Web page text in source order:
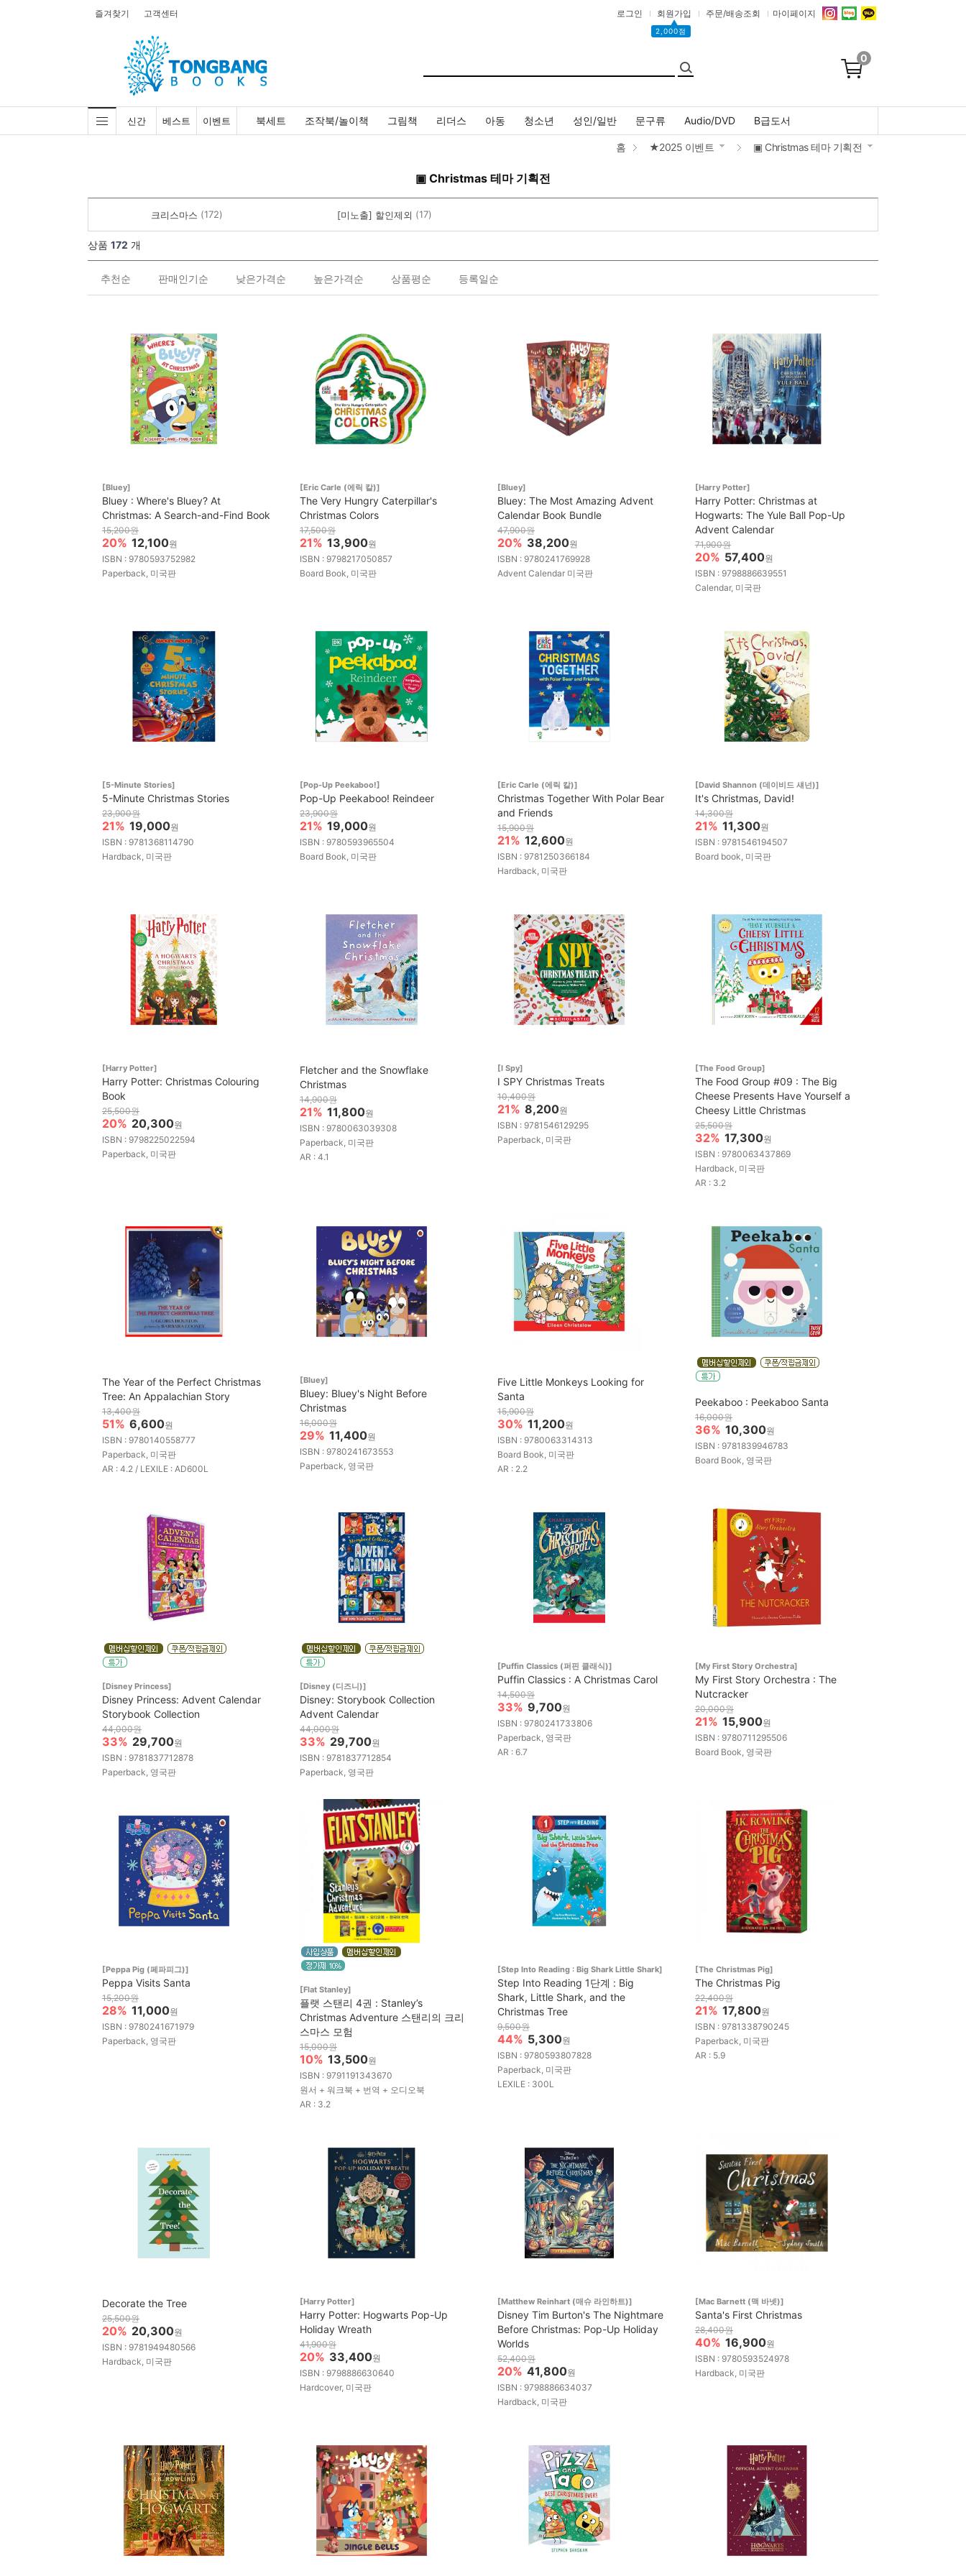
즐겨찾기 고객센터 로그인 회원가입
▲
2,000점
주문/배송조회 마이페이지
0
신간 베스트 이벤트 북세트 조작북/놀이책 그림책 리더스 아동 청소년 성인/일반 문구류 Audio/DVD B급도서
홈 ★2025 이벤트 ▣ Christmas 테마 기획전
▣ Christmas 테마 기획전
크리스마스 (172) [미노출] 할인제외 (17)
상품 172 개
추천순 판매인기순 낮은가격순 높은가격순 상품평순 등록일순
[Bluey]
Bluey : Where's Bluey? At
Christmas: A Search-and-Find Book
15,200원
20% 12,100원
ISBN : 9780593752982
Paperback, 미국판
[Eric Carle (에릭 칼)]
The Very Hungry Caterpillar's
Christmas Colors
17,500원
21% 13,900원
ISBN : 9798217050857
Board Book, 미국판
[Bluey]
Bluey: The Most Amazing Advent
Calendar Book Bundle
47,900원
20% 38,200원
ISBN : 9780241769928
Advent Calendar 미국판
[Harry Potter]
Harry Potter: Christmas at
Hogwarts: The Yule Ball Pop-Up
Advent Calendar
71,900원
20% 57,400원
ISBN : 9798886639551
Calendar, 미국판
[5-Minute Stories]
5-Minute Christmas Stories
23,900원
21% 19,000원
ISBN : 9781368114790
Hardback, 미국판
[Pop-Up Peekaboo!]
Pop-Up Peekaboo! Reindeer
23,900원
21% 19,000원
ISBN : 9780593965504
Board Book, 미국판
[Eric Carle (에릭 칼)]
Christmas Together With Polar Bear
and Friends
15,900원
21% 12,600원
ISBN : 9781250366184
Hardback, 미국판
[David Shannon (데이비드 섀넌)]
It's Christmas, David!
14,300원
21% 11,300원
ISBN : 9781546194507
Board book, 미국판
[Harry Potter]
Harry Potter: Christmas Colouring
Book
25,500원
20% 20,300원
ISBN : 9798225022594
Paperback, 미국판
Fletcher and the Snowflake
Christmas
14,900원
21% 11,800원
ISBN : 9780063039308
Paperback, 미국판
AR : 4.1
[I Spy]
I SPY Christmas Treats
10,400원
21% 8,200원
ISBN : 9781546129295
Paperback, 미국판
[The Food Group]
The Food Group #09 : The Big
Cheese Presents Have Yourself a
Cheesy Little Christmas
25,500원
32% 17,300원
ISBN : 9780063437869
Hardback, 미국판
AR : 3.2
The Year of the Perfect Christmas
Tree: An Appalachian Story
13,400원
51% 6,600원
ISBN : 9780140558777
Paperback, 미국판
AR : 4.2 / LEXILE : AD600L
[Bluey]
Bluey: Bluey's Night Before
Christmas
16,000원
29% 11,400원
ISBN : 9780241673553
Paperback, 영국판
Five Little Monkeys Looking for
Santa
15,900원
30% 11,200원
ISBN : 9780063314313
Board Book, 미국판
AR : 2.2
Peekaboo : Peekaboo Santa
16,000원
36% 10,300원
ISBN : 9781839946783
Board Book, 영국판
[Disney Princess]
Disney Princess: Advent Calendar
Storybook Collection
44,000원
33% 29,700원
ISBN : 9781837712878
Paperback, 영국판
[Disney (디즈니)]
Disney: Storybook Collection
Advent Calendar
44,000원
33% 29,700원
ISBN : 9781837712854
Paperback, 영국판
[Puffin Classics (퍼핀 클래식)]
Puffin Classics : A Christmas Carol
14,500원
33% 9,700원
ISBN : 9780241733806
Paperback, 영국판
AR : 6.7
[My First Story Orchestra]
My First Story Orchestra : The
Nutcracker
20,000원
21% 15,900원
ISBN : 9780711295506
Board Book, 영국판
[Peppa Pig (페파피그)]
Peppa Visits Santa
15,200원
28% 11,000원
ISBN : 9780241671979
Paperback, 영국판
[Flat Stanley]
플랫 스탠리 4권 : Stanley’s
Christmas Adventure 스탠리의 크리
스마스 모험
15,000원
10% 13,500원
ISBN : 9791191343670
원서 + 워크북 + 번역 + 오디오북
AR : 3.2
[Step Into Reading : Big Shark Little Shark]
Step Into Reading 1단계 : Big
Shark, Little Shark, and the
Christmas Tree
9,500원
44% 5,300원
ISBN : 9780593807828
Paperback, 미국판
LEXILE : 300L
[The Christmas Pig]
The Christmas Pig
22,400원
21% 17,800원
ISBN : 9781338790245
Paperback, 미국판
AR : 5.9
Decorate the Tree
25,500원
20% 20,300원
ISBN : 9781949480566
Hardback, 미국판
[Harry Potter]
Harry Potter: Hogwarts Pop-Up
Holiday Wreath
41,900원
20% 33,400원
ISBN : 9798886630640
Hardcover, 미국판
[Matthew Reinhart (매슈 라인하트)]
Disney Tim Burton's The Nightmare
Before Christmas: Pop-Up Holiday
Worlds
52,400원
20% 41,800원
ISBN : 9798886634037
Hardback, 미국판
[Mac Barnett (맥 바넷)]
Santa's First Christmas
28,400원
40% 16,900원
ISBN : 9780593524978
Hardback, 미국판